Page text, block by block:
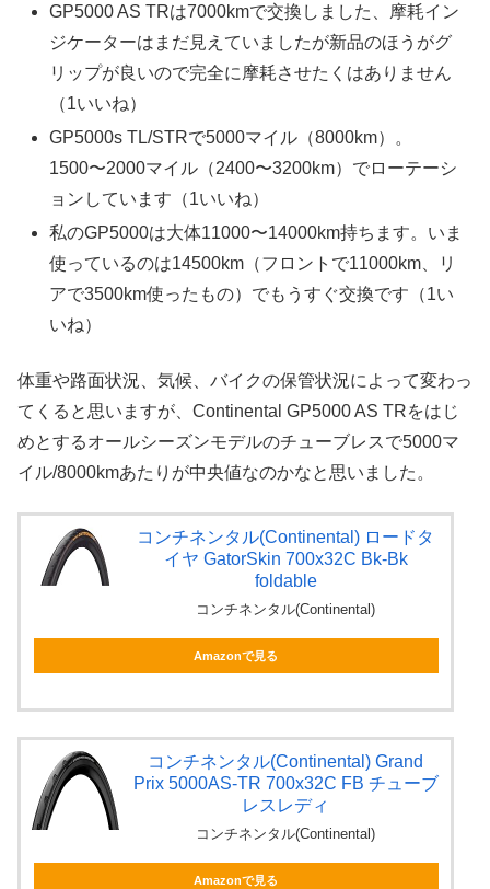
GP5000 AS TRは7000kmで交換しました、摩耗イン
ジケーターはまだ見えていましたが新品のほうがグ
リップが良いので完全に摩耗させたくはありません
（1いいね）
GP5000s TL/STRで5000マイル（8000km）。
1500〜2000マイル（2400〜3200km）でローテーシ
ョンしています（1いいね）
私のGP5000は大体11000〜14000km持ちます。いま
使っているのは14500km（フロントで11000km、リ
アで3500km使ったもの）でもうすぐ交換です（1い
いね）
体重や路面状況、気候、バイクの保管状況によって変わっ
てくると思いますが、Continental GP5000 AS TRをはじ
めとするオールシーズンモデルのチューブレスで5000マ
イル/8000kmあたりが中央値なのかなと思いました。
コンチネンタル(Continental) ロードタ
イヤ GatorSkin 700x32C Bk-Bk
foldable
コンチネンタル(Continental)
Amazonで見る
コンチネンタル(Continental) Grand
Prix 5000AS-TR 700x32C FB チューブ
レスレディ
コンチネンタル(Continental)
Amazonで見る